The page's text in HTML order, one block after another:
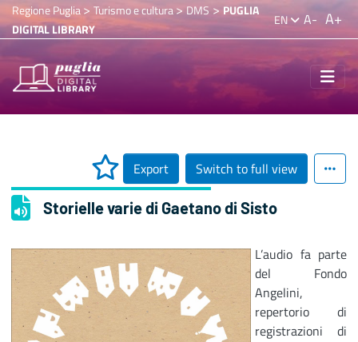
Regione Puglia> Turismo e cultura>DMS > PUGLIA
DIGITAL LIBRARY
EN A- A+
Export Switch to full view
Storielle varie di Gaetano di Sisto
L’audio fa parte
del Fondo
Angelini,
repertorio di
registrazioni di